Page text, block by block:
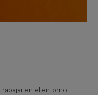
en el entorno